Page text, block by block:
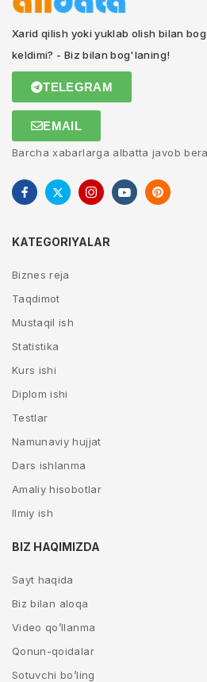
Xarid qilish yoki yuklab olish bilan
keldimi? - Biz bilan bog'laning!
TELEGRAM
EMAIL
Barcha xabarlarga albatta javob
KATEGORIYALAR
Biznes reja
Taqdimot
Mustaqil ish
Statistika
Kurs ishi
Diplom ishi
Testlar
Namunaviy hujjat
Dars ishlanma
Amaliy hisobotlar
Ilmiy ish
BIZ HAQIMIZDA
Sayt haqida
Biz bilan aloqa
Video qo’llanma
Qonun-qoidalar
Sotuvchi bo’ling